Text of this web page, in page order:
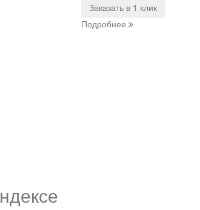
Заказать в 1 клик
Подробнее
ндексе